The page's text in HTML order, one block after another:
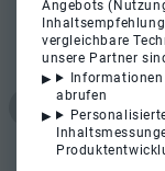
Angebots
vergleichbare
unsere Partner
abrufen